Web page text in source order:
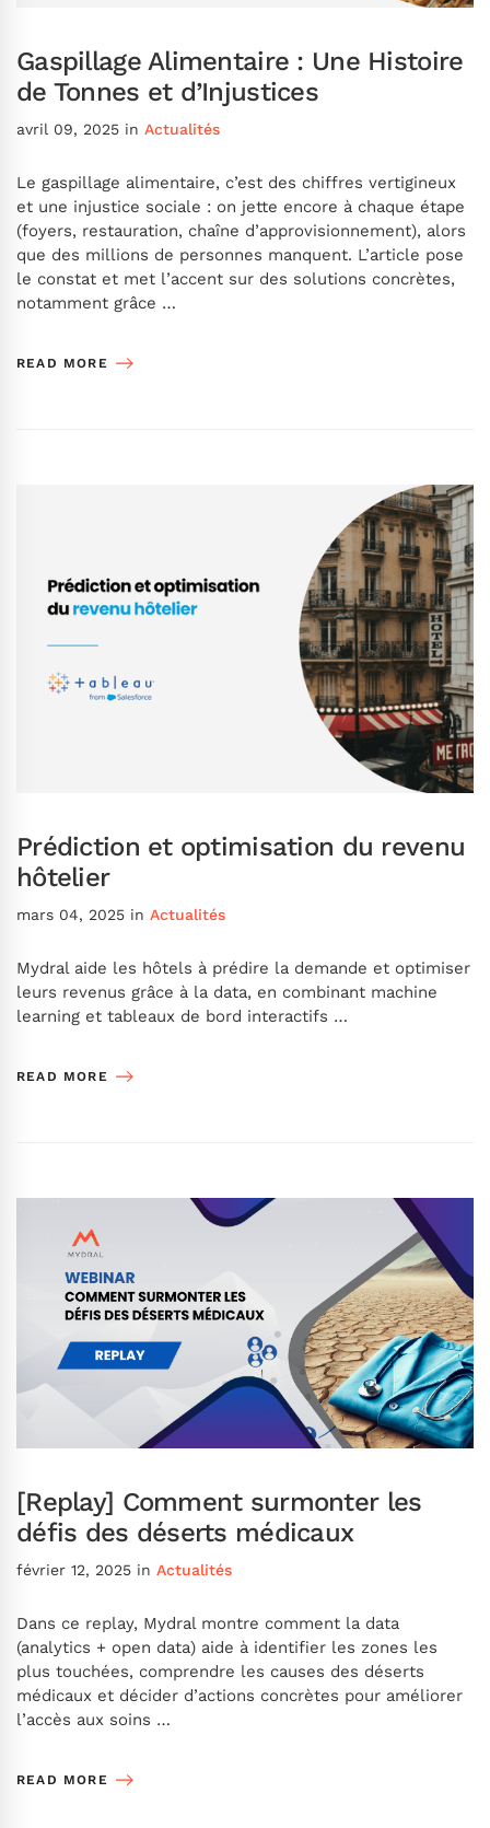
Gaspillage Alimentaire : Une Histoire
de Tonnes et d’Injustices
avril 09, 2025 in Actualités
Le gaspillage alimentaire, c’est des chiffres vertigineux
et une injustice sociale : on jette encore à chaque étape
(foyers, restauration, chaîne d’approvisionnement), alors
que des millions de personnes manquent. L’article pose
le constat et met l’accent sur des solutions concrètes,
notamment grâce …
READ MORE
Prédiction et optimisation du revenu
hôtelier
mars 04, 2025 in Actualités
Mydral aide les hôtels à prédire la demande et optimiser
leurs revenus grâce à la data, en combinant machine
learning et tableaux de bord interactifs …
READ MORE
[Replay] Comment surmonter les
défis des déserts médicaux
février 12, 2025 in Actualités
Dans ce replay, Mydral montre comment la data
(analytics + open data) aide à identifier les zones les
plus touchées, comprendre les causes des déserts
médicaux et décider d’actions concrètes pour améliorer
l’accès aux soins …
READ MORE